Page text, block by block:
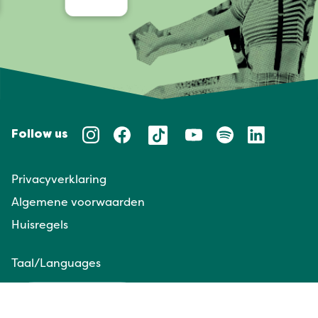
Follow us
Privacyverklaring
Algemene voorwaarden
Huisregels
Taal/Languages